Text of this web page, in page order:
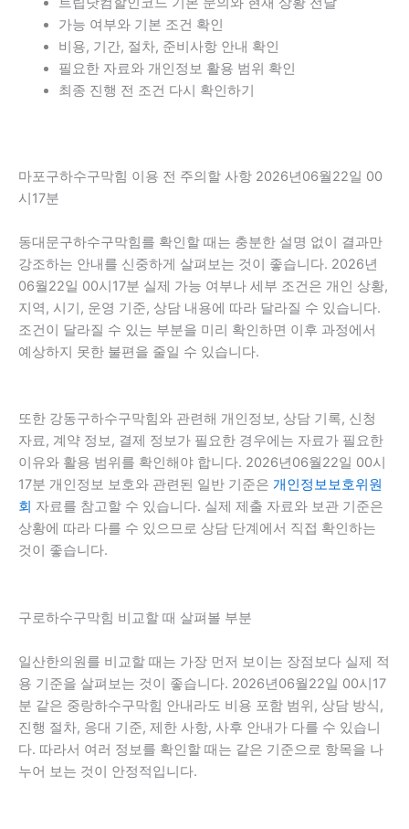
가능 여부와 기본 조건 확인
비용, 기간, 절차, 준비사항 안내 확인
필요한 자료와 개인정보 활용 범위 확인
최종 진행 전 조건 다시 확인하기
마포구하수구막힘 이용 전 주의할 사항 2026년06월22일 00
시17분
동대문구하수구막힘를 확인할 때는 충분한 설명 없이 결과만
강조하는 안내를 신중하게 살펴보는 것이 좋습니다. 2026년
06월22일 00시17분 실제 가능 여부나 세부 조건은 개인 상황,
지역, 시기, 운영 기준, 상담 내용에 따라 달라질 수 있습니다.
조건이 달라질 수 있는 부분을 미리 확인하면 이후 과정에서
예상하지 못한 불편을 줄일 수 있습니다.
또한 강동구하수구막힘와 관련해 개인정보, 상담 기록, 신청
자료, 계약 정보, 결제 정보가 필요한 경우에는 자료가 필요한
이유와 활용 범위를 확인해야 합니다. 2026년06월22일 00시
17분 개인정보 보호와 관련된 일반 기준은 개인정보보호위원
회 자료를 참고할 수 있습니다. 실제 제출 자료와 보관 기준은
상황에 따라 다를 수 있으므로 상담 단계에서 직접 확인하는
것이 좋습니다.
구로하수구막힘 비교할 때 살펴볼 부분
일산한의원를 비교할 때는 가장 먼저 보이는 장점보다 실제 적
용 기준을 살펴보는 것이 좋습니다. 2026년06월22일 00시17
분 같은 중랑하수구막힘 안내라도 비용 포함 범위, 상담 방식,
진행 절차, 응대 기준, 제한 사항, 사후 안내가 다를 수 있습니
다. 따라서 여러 정보를 확인할 때는 같은 기준으로 항목을 나
누어 보는 것이 안정적입니다.